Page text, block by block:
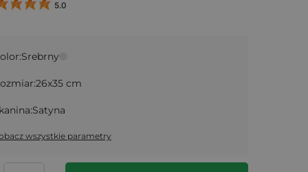
5.0
Srebrny
26x35 cm
Satyna
wszystkie parametry